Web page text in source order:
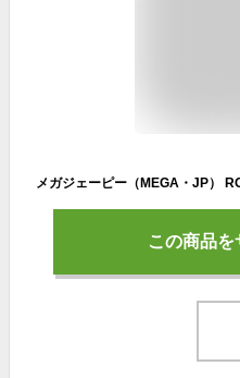
この商品